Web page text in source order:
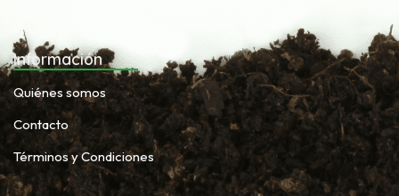
Información
Quiénes somos
Contacto
Términos y Condiciones